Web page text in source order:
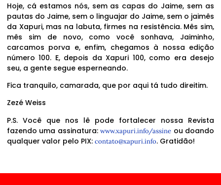
Hoje, cá estamos nós, sem as capas do Jaime, sem as
pautas do Jaime, sem o linguajar do Jaime, sem o jaimês
da Xapuri, mas na labuta, firmes na resistência. Mês sim,
mês sim de novo, como você sonhava, Jaiminho,
carcamos porva e, enfim, chegamos à nossa edição
número 100. E, depois da Xapuri 100, como era desejo
seu, a gente segue esperneando.
Fica tranquilo, camarada, que por aqui tá tudo direitim.
Zezé Weiss
P.S. Você que nos lê pode fortalecer nossa Revista
fazendo uma assinatura:www.xapuri.info/assine ou doando
qualquer valor pelo PIX: contato@xapuri.info. Gratidão!